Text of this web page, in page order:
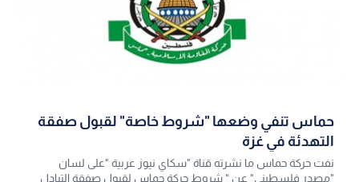
حماس تنفي وضعها "شروط خاصة" لقبول صفقة
التهدئة في غزة
نفت حركة حماس ما نشرته قناة "سكاي نيوز عربية "على لسان
"مصدر فلسطيني" عن " شروط حركة حماس لقبول صفقة التبادل